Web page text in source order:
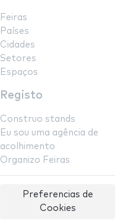
Feiras
Países
Cidades
Setores
Espaços
Registo
Construo stands
Eu sou uma agência de
acolhimento
Organizo Feiras
Preferencias de
Cookies